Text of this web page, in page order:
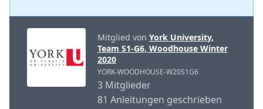
Mitglied von York University,
Team S1-G6, Woodhouse Winter
2020
YORK-WOODHOUSE-W20S1G6
3 Mitglieder
81 Anleitungen geschrieben